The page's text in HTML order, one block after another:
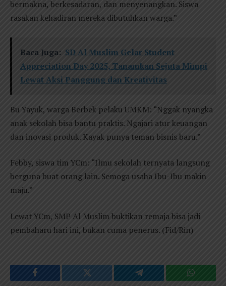
bermakna, berkesadaran, dan menyenangkan. Siswa
rasakan kehadiran mereka dibutuhkan warga.”
Baca Juga: SD Al Muslim Gelar Student
Appreciation Day 2025, Tanamkan Sejuta Mimpi
Lewat Aksi Panggung dan Kreativitas
Bu Yayuk, warga Berbek pelaku UMKM: “Nggak nyangka
anak sekolah bisa bantu praktis. Ngajari atur keuangan
dan inovasi produk. Kayak punya teman bisnis baru.”
Febby, siswa tim YCm: “Ilmu sekolah ternyata langsung
berguna buat orang lain. Semoga usaha Ibu-Ibu makin
maju.”
Lewat YCm, SMP Al Muslim buktikan remaja bisa jadi
pembaharu hari ini, bukan cuma penerus. (Fid/Rin)
Facebook Twitter Telegram